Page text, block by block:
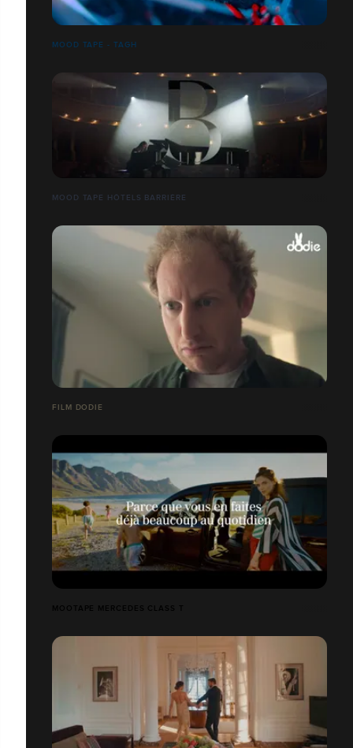
MOOD TAPE - TAGH
MOOD TAPE HÔTELS BARRIÈRE
FILM DODIE
MOOTAPE MERCEDES CLASS T